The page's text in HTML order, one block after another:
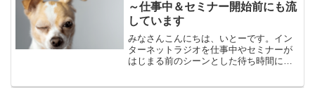
～仕事中＆セミナー開始前にも流
しています
みなさんこんにちは、いとーです。イン
ターネットラジオを仕事中やセミナーが
はじまる前のシーンとした待ち時間に流